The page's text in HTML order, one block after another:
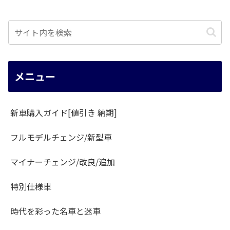
メニュー
新車購入ガイド[値引き 納期]
フルモデルチェンジ/新型車
マイナーチェンジ/改良/追加
特別仕様車
時代を彩った名車と迷車